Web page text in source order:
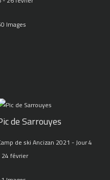
Images
de Sarrouyes
de ski Ancizan 2021 - Jour 4
février